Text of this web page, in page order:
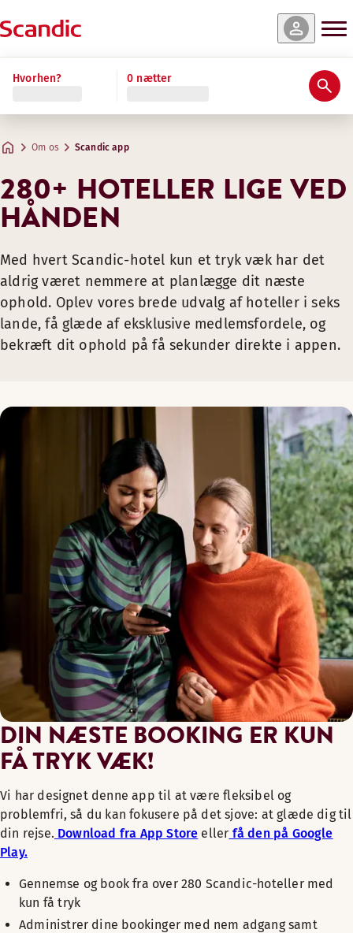
Hvorhen? 0 nætter
Om os Scandic app
280+ HOTELLER LIGE VED
HÅNDEN
Med hvert Scandic-hotel kun et tryk væk har det
aldrig været nemmere at planlægge dit næste
ophold. Oplev vores brede udvalg af hoteller i seks
lande, få glæde af eksklusive medlemsfordele, og
bekræft dit ophold på få sekunder direkte i appen.
DIN NÆSTE BOOKING ER KUN
FÅ TRYK VÆK!
Vi har designet denne app til at være fleksibel og
problemfri, så du kan fokusere på det sjove: at glæde dig til
din rejse. Download fra App Store eller få den på Google
Play.
Gennemse og book fra over 280 Scandic-hoteller med
kun få tryk
Administrer dine bookinger med nem adgang samt